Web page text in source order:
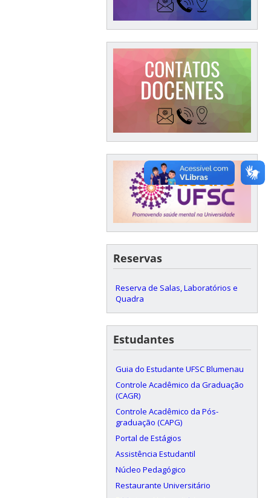
Reservas
Reserva de Salas, Laboratórios e
Quadra
Estudantes
Guia do Estudante UFSC Blumenau
Controle Acadêmico da Graduação
(CAGR)
Controle Acadêmico da Pós-
graduação (CAPG)
Portal de Estágios
Assistência Estudantil
Núcleo Pedagógico
Restaurante Universitário